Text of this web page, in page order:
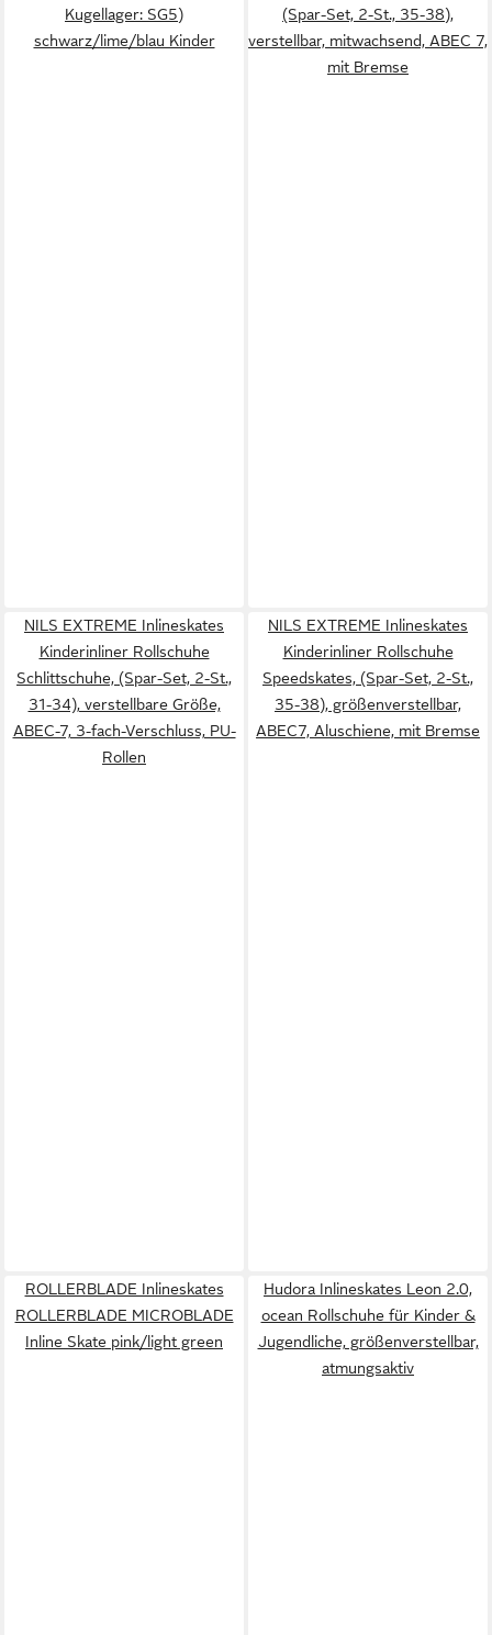
Kugellager: SG5)
schwarz/lime/blau Kinder
(Spar-Set, 2-St., 35-38),
verstellbar, mitwachsend, ABEC 7,
mit Bremse
NILS EXTREME Inlineskates
Kinderinliner Rollschuhe
Schlittschuhe, (Spar-Set, 2-St.,
31-34), verstellbare Größe,
ABEC-7, 3-fach-Verschluss, PU-
Rollen
NILS EXTREME Inlineskates
Kinderinliner Rollschuhe
Speedskates, (Spar-Set, 2-St.,
35-38), größenverstellbar,
ABEC7, Aluschiene, mit Bremse
ROLLERBLADE Inlineskates
ROLLERBLADE MICROBLADE
Inline Skate pink/light green
Hudora Inlineskates Leon 2.0,
ocean Rollschuhe für Kinder &
Jugendliche, größenverstellbar,
atmungsaktiv